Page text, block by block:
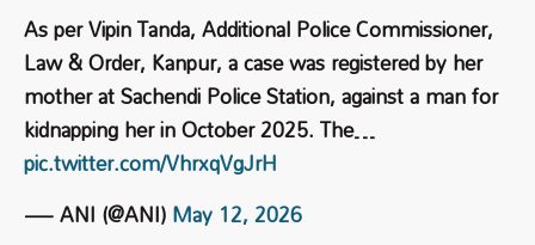
As per Vipin Tanda, Additional Police Commissioner,
Law & Order, Kanpur, a case was registered by her
mother at Sachendi Police Station, against a man for
kidnapping her in October 2025. The…
pic.twitter.com/VhrxqVgJrH
— ANI (@ANI)May 12, 2026